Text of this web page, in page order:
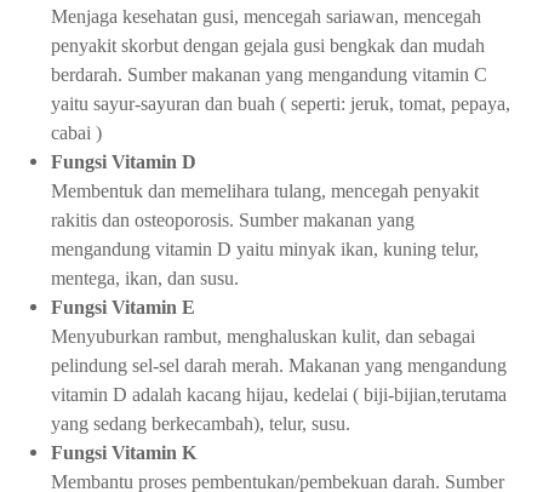
Menjaga kesehatan gusi, mencegah sariawan, mencegah
penyakit skorbut dengan gejala gusi bengkak dan mudah
berdarah. Sumber makanan yang mengandung vitamin C
yaitu sayur-sayuran dan buah ( seperti: jeruk, tomat, pepaya,
cabai )
Fungsi Vitamin D
Membentuk dan memelihara tulang, mencegah penyakit
rakitis dan osteoporosis. Sumber makanan yang
mengandung vitamin D yaitu minyak ikan, kuning telur,
mentega, ikan, dan susu.
Fungsi Vitamin E
Menyuburkan rambut, menghaluskan kulit, dan sebagai
pelindung sel-sel darah merah. Makanan yang mengandung
vitamin D adalah kacang hijau, kedelai ( biji-bijian,terutama
yang sedang berkecambah), telur, susu.
Fungsi Vitamin K
Membantu proses pembentukan/pembekuan darah. Sumber